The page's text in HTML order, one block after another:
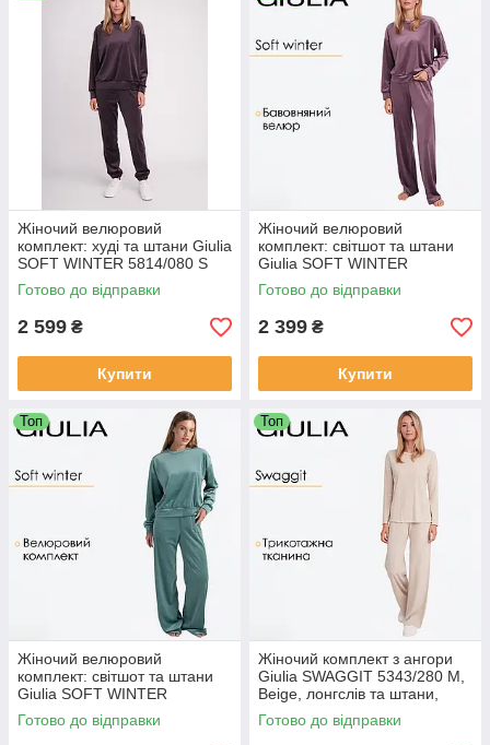
Жіночий велюровий
комплект: худі та штани Giulia
SOFT WINTER 5814/080 S
Violet-dark lavender,
бавовняний велюр, з
Готово до відправки
2 599 ₴
Купити
Жіночий велюровий
комплект: світшот та штани
Giulia SOFT WINTER
5815/080 S Violet-lavender
purple, бавовняний велюр,
Готово до відправки
2 399 ₴
Купити
Топ
Жіночий велюровий
комплект: світшот та штани
Giulia SOFT WINTER
5815/080 M Green-jade,
домашній, бавовняний велюр
Готово до відправки
Топ
Жіночий комплект з ангори
Giulia SWAGGIT 5343/280 M,
Beige, лонгслів та штани,
трикотажний, з візерунком,
бежевий
Готово до відправки